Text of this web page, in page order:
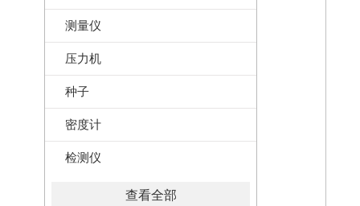
测量仪
压力机
种子
密度计
检测仪
查看全部